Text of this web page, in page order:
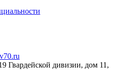
Гвардейской дивизии, дом 11,